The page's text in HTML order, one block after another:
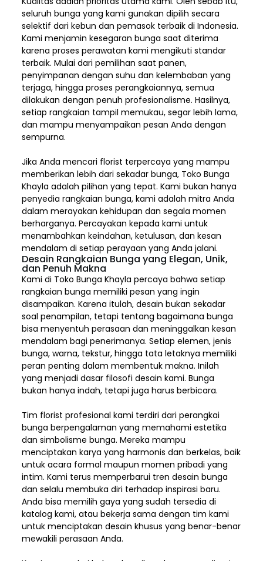
seluruh bunga yang kami gunakan dipilih secara
selektif dari kebun dan pemasok terbaik di Indonesia.
Kami menjamin kesegaran bunga saat diterima
karena proses perawatan kami mengikuti standar
terbaik. Mulai dari pemilihan saat panen,
penyimpanan dengan suhu dan kelembaban yang
terjaga, hingga proses perangkaiannya, semua
dilakukan dengan penuh profesionalisme. Hasilnya,
setiap rangkaian tampil memukau, segar lebih lama,
dan mampu menyampaikan pesan Anda dengan
sempurna.
Jika Anda mencari florist terpercaya yang mampu
memberikan lebih dari sekadar bunga, Toko Bunga
Khayla adalah pilihan yang tepat. Kami bukan hanya
penyedia rangkaian bunga, kami adalah mitra Anda
dalam merayakan kehidupan dan segala momen
berharganya. Percayakan kepada kami untuk
menambahkan keindahan, ketulusan, dan kesan
mendalam di setiap perayaan yang Anda jalani.
Desain Rangkaian Bunga yang Elegan, Unik,
dan Penuh Makna
Kami di Toko Bunga Khayla percaya bahwa setiap
rangkaian bunga memiliki pesan yang ingin
disampaikan. Karena itulah, desain bukan sekadar
soal penampilan, tetapi tentang bagaimana bunga
bisa menyentuh perasaan dan meninggalkan kesan
mendalam bagi penerimanya. Setiap elemen, jenis
bunga, warna, tekstur, hingga tata letaknya memiliki
peran penting dalam membentuk makna. Inilah
yang menjadi dasar filosofi desain kami. Bunga
bukan hanya indah, tetapi juga harus berbicara.
Tim florist profesional kami terdiri dari perangkai
bunga berpengalaman yang memahami estetika
dan simbolisme bunga. Mereka mampu
menciptakan karya yang harmonis dan berkelas, baik
untuk acara formal maupun momen pribadi yang
intim. Kami terus memperbarui tren desain bunga
dan selalu membuka diri terhadap inspirasi baru.
Anda bisa memilih gaya yang sudah tersedia di
katalog kami, atau bekerja sama dengan tim kami
untuk menciptakan desain khusus yang benar-benar
mewakili perasaan Anda.